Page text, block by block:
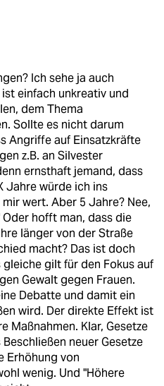
Ich sehe ja auch
einfach unkreativ und
dem Thema
Sollte es nicht darum
Angriffe auf Einsatzkräfte
z.B. an Silvester
ernsthaft jemand, dass
Jahre würde ich ins
wert. Aber 5 Jahre? Nee,
hofft man, dass die
länger von der Straße
macht? Das ist doch
gilt für den Fokus auf
Gewalt gegen Frauen.
Debatte und damit ein
wird. Der direkte Effekt ist
Maßnahmen. Klar, Gesetze
neuer Gesetze
Erhöhung von
wenig. Und "Höhere